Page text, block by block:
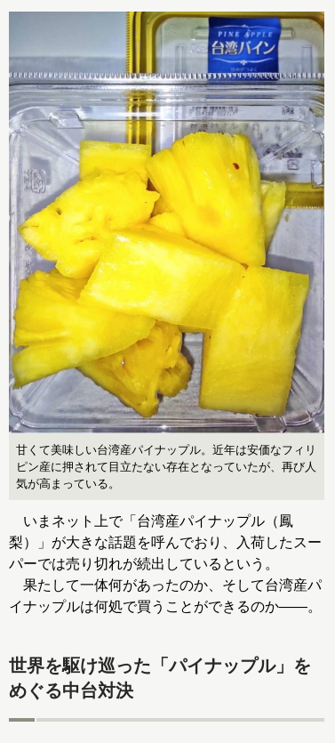
甘くて美味しい台湾産パイナップル。近年は安価なフィリ
ピン産に押されて目立たない存在となっていたが、再び人
気が高まっている。
いまネット上で「台湾産パイナップル（鳳
梨）」が大きな話題を呼んでおり、入荷したスー
パーでは売り切れが続出しているという。
果たして一体何があったのか、そして台湾産パ
イナップルは何処で買うことができるのか――。
世界を駆け巡った「パイナップル」を
めぐる中台対決